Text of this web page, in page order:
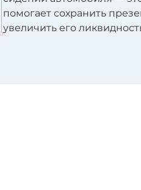
помогает сохранить
увеличить его